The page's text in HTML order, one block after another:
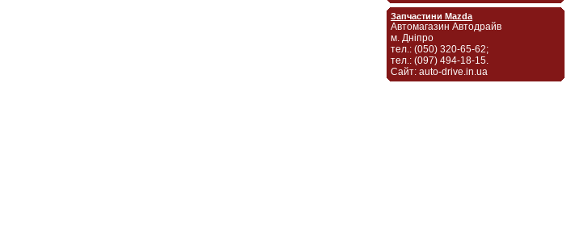
Запчастини Mazda
Автомагазин Автодрайв
м. Дніпро
тел.: (050) 320-65-62;
тел.: (097) 494-18-15.
Сайт: auto-drive.in.ua